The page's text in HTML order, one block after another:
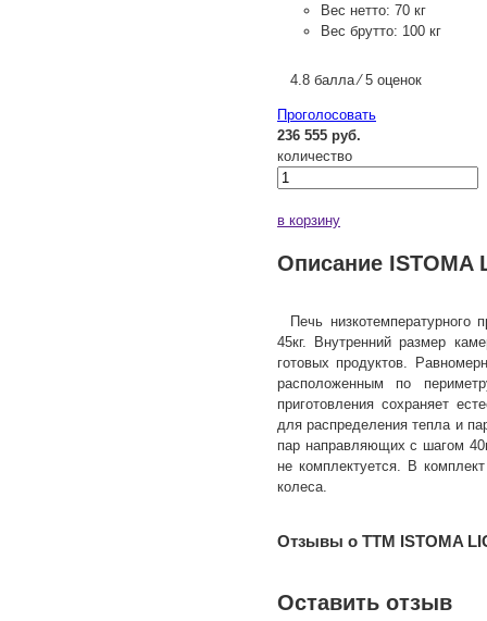
Вес нетто: 70 кг
Вес брутто: 100 кг
4.8 балла ⁄ 5 оценок
Проголосовать
236 555 руб.
количество
в корзину
Описание ISTOMA
Печь
45кг. Внутренний размер
готовых продуктов.
расположенным по
приготовления сохраняет
для распределения тепла и
пар направляющих с шагом
не комплектуется. В
колеса.
Отзывы о ТТМ ISTOMA
Оставить отзыв